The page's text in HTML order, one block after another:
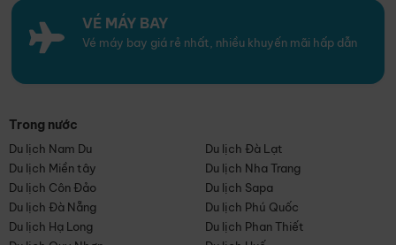
VÉ MÁY BAY
Vé máy bay giá rẻ nhất, nhiều khuyến mãi hấp dẫn
Trong nước
Du lịch Nam Du
Du lịch Đà Lạt
Du lịch Miền tây
Du lịch Nha Trang
Du lịch Côn Đảo
Du lịch Sapa
Du lịch Đà Nẵng
Du lịch Phú Quốc
Du lịch Hạ Long
Du lịch Phan Thiết